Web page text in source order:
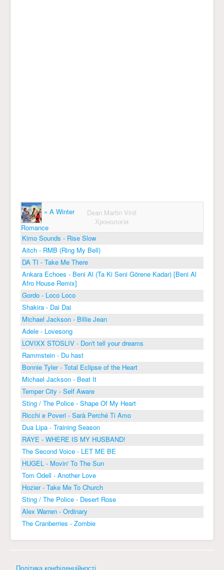
« A Winter
Romance
Dean Martin Vinil
Хронологія
Kimo Sounds - Rise Slow
Aitch - RMB (Ring My Bell)
DA TI - Take Me There
Ankara Echoes - Beni Al (Ta Ki Seni Görene Kadar) [Beni Al
Afro House Remix]
Gordo - Loco Loco
Shakira - Dai Dai
Michael Jackson - Billie Jean
Adele - Lovesong
LOVIXX STOSLIV - Don't tell your dreams
Rammstein - Du hast
Bonnie Tyler - Total Eclipse of the Heart
Michael Jackson - Beat It
Temper City - Self Aware
Sting / The Police - Shape Of My Heart
Ricchi e Poveri - Sarà Perché Ti Amo
Dua Lipa - Training Season
RAYE - WHERE IS MY HUSBAND!
The Second Voice - LET ME BE
HUGEL - Movin' To The Sun
Tom Odell - Another Love
Hozier - Take Me To Church
Sting / The Police - Desert Rose
Alex Warren - Ordinary
The Cranberries - Zombie
Політика конфіденційності